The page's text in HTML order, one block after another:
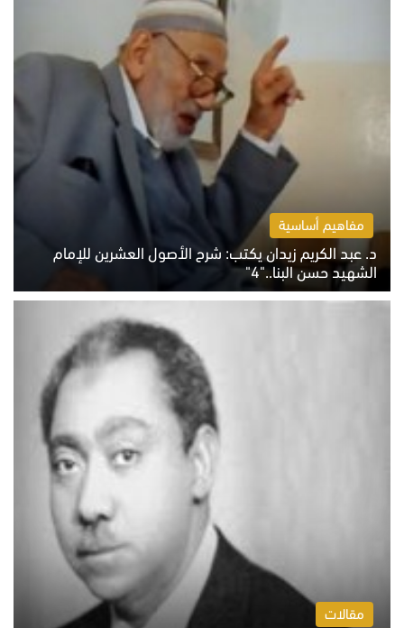
مفاهيم أساسية
د. عبد الكريم زيدان يكتب: شرح الأصول العشرين للإمام
الشهيد حسن البنا.."4"
الخميس 6 أغسطس 2026 10:27 ص
مقالات